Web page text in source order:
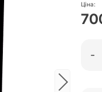
Ціна:
-